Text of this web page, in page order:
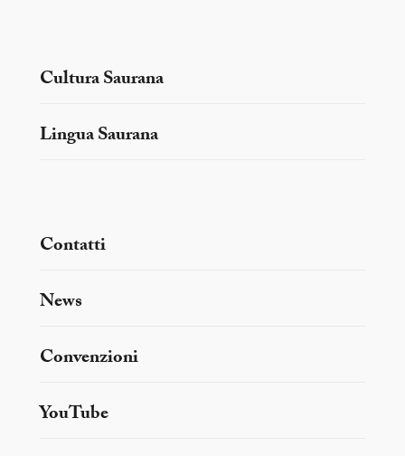
Cultura Saurana
Lingua Saurana
Contatti
News
Convenzioni
YouTube